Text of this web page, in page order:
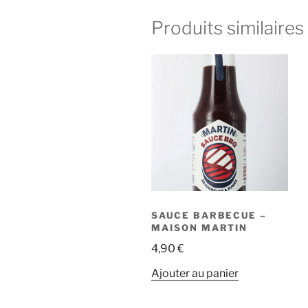
Produits similaires
SAUCE BARBECUE –
MAISON MARTIN
4,90€
Ajouter au panier